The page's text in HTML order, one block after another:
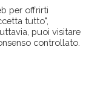
& PARTNERS •
• TEL +39 02
per offrirti
tutto",
puoi visitare
controllato.